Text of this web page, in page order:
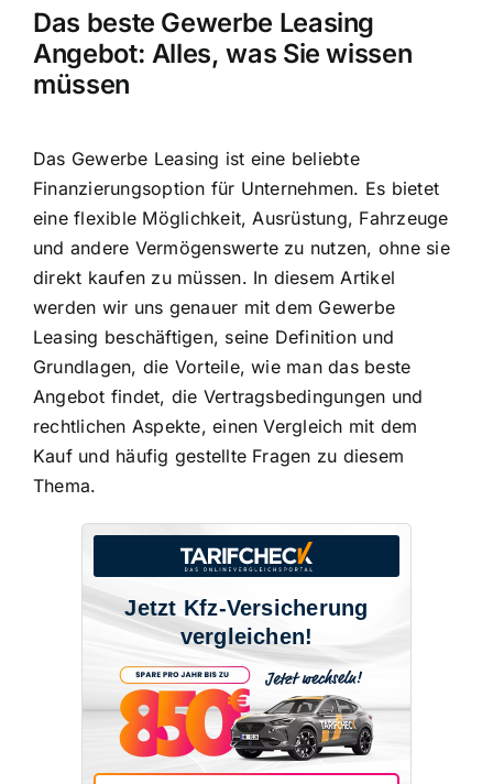
Das beste Gewerbe Leasing
Angebot: Alles, was Sie wissen
müssen
Das Gewerbe Leasing ist eine beliebte
Finanzierungsoption für Unternehmen. Es bietet
eine flexible Möglichkeit, Ausrüstung, Fahrzeuge
und andere Vermögenswerte zu nutzen, ohne sie
direkt kaufen zu müssen. In diesem Artikel
werden wir uns genauer mit dem Gewerbe
Leasing beschäftigen, seine Definition und
Grundlagen, die Vorteile, wie man das beste
Angebot findet, die Vertragsbedingungen und
rechtlichen Aspekte, einen Vergleich mit dem
Kauf und häufig gestellte Fragen zu diesem
Thema.
Jetzt Kfz-Versicherung
vergleichen!